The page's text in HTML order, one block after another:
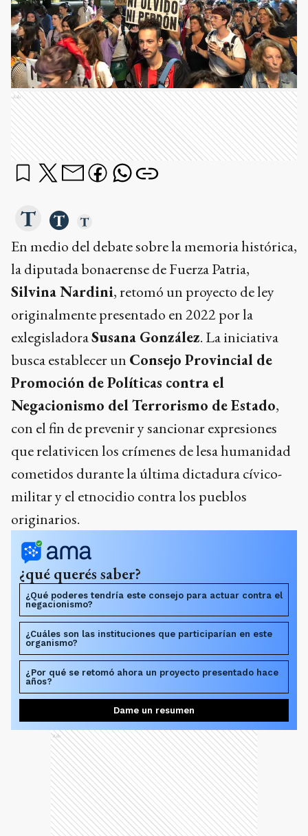
Ads
En medio del debate sobre la memoria histórica,
la diputada bonaerense de Fuerza Patria,
Silvina Nardini, retomó un proyecto de ley
originalmente presentado en 2022 por la
exlegisladoraSusana González. La iniciativa
busca establecer un Consejo Provincial de
Promoción de Políticas contra el
Negacionismo del Terrorismo de Estado,
con el fin de prevenir y sancionar expresiones
que relativicen los crímenes de lesa humanidad
cometidos durante la última dictadura cívico-
militar y el etnocidio contra los pueblos
originarios.
¿qué querés saber?
¿Qué poderes tendría este consejo para actuar contra el
negacionismo?
¿Cuáles son las instituciones que participarían en este
organismo?
¿Por qué se retomó ahora un proyecto presentado hace
años?
Dame un resumen
Ads